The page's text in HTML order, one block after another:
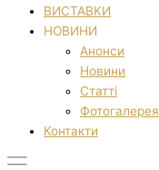
ВИСТАВКИ
НОВИНИ
Анонси
Новини
Статті
Фотогалерея
Контакти